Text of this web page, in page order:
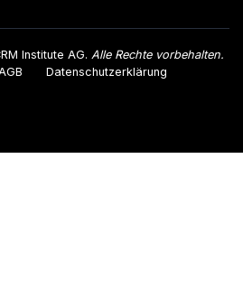
Institute AG. Alle Rechte vorbehalten.
Datenschutzerklärung